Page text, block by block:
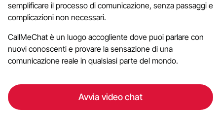
semplificare il processo di comunicazione, senza passaggi e
complicazioni non necessari.
CallMeChat è un luogo accogliente dove puoi parlare con
nuovi conoscenti e provare la sensazione di una
comunicazione reale in qualsiasi parte del mondo.
Avvia video chat